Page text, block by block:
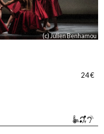
(c) Julien Benhamou
24 €